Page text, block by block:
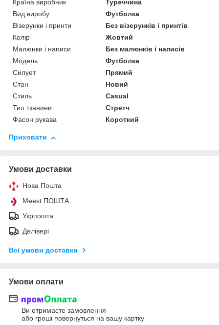
Країна виробник
Туреччина
Вид виробу
Футболка
Візерунки і принти
Без візерунків і принтів
Колір
Жовтий
Малюнки і написи
Без малюнків і написів
Модель
Футболка
Силует
Прямий
Стан
Новий
Стиль
Casual
Тип тканини
Стретч
Фасон рукава
Короткий
Приховати
Умови доставки
Нова Пошта
Meest ПОШТА
Укрпошта
Делівері
Всі умови доставки
Умови оплати
Ви отримаєте замовлення
або гроші повернуться на вашу картку